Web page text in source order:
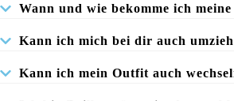
Wann und wie bekomme ich
Kann ich mich bei dir auch
Kann ich mein Outfit auch